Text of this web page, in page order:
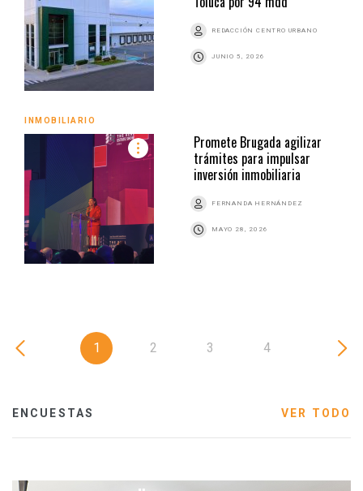
REDACCIÓN CENTRO URBANO
JUNIO 5, 2026
INMOBILIARIO
Promete Brugada agilizar
trámites para impulsar
inversión inmobiliaria
FERNANDA HERNÁNDEZ
MAYO 28, 2026
1 2 3 4
ENCUESTAS VER TODO